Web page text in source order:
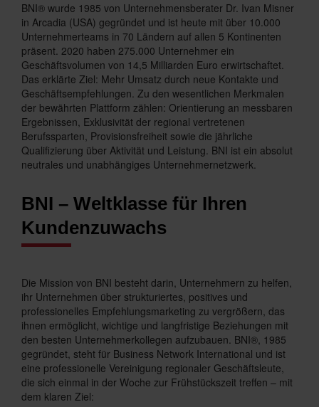
BNI® wurde 1985 von Unternehmensberater Dr. Ivan Misner
in Arcadia (USA) gegründet und ist heute mit über 10.000
Unternehmerteams in 70 Ländern auf allen 5 Kontinenten
präsent. 2020 haben 275.000 Unternehmer ein
Geschäftsvolumen von 14,5 Milliarden Euro erwirtschaftet.
Das erklärte Ziel: Mehr Umsatz durch neue Kontakte und
Geschäftsempfehlungen. Zu den wesentlichen Merkmalen
der bewährten Plattform zählen: Orientierung an messbaren
Ergebnissen, Exklusivität der regional vertretenen
Berufssparten, Provisionsfreiheit sowie die jährliche
Qualifizierung über Aktivität und Leistung. BNI ist ein absolut
neutrales und unabhängiges Unternehmernetzwerk.
BNI – Weltklasse für Ihren
Kundenzuwachs
Die Mission von BNI besteht darin, Unternehmern zu helfen,
ihr Unternehmen über strukturiertes, positives und
professionelles Empfehlungsmarketing zu vergrößern, das
ihnen ermöglicht, wichtige und langfristige Beziehungen mit
den besten Unternehmerkollegen aufzubauen. BNI®, 1985
gegründet, steht für Business Network International und ist
eine professionelle Vereinigung regionaler Geschäftsleute,
die sich einmal in der Woche zur Frühstückszeit treffen – mit
dem klaren Ziel: